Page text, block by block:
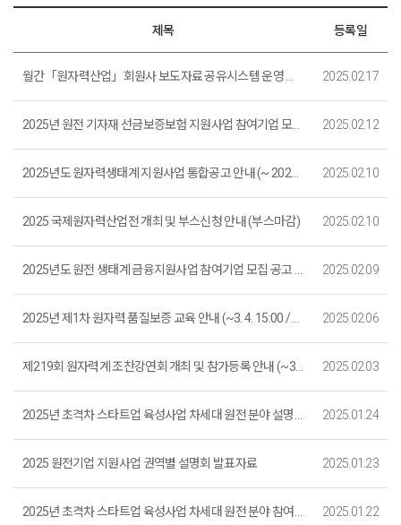
제목 등록일
월간「원자력산업」회원사 보도자료 공유시스템 운영 공지 (~ 2025. 12. 31.) 2025.02.17
2025년 원전 기자재 선금보증보험 지원사업 참여기업 모집 공고 (접수 마감) 2025.02.12
2025년도 원자력생태계 지원사업 통합공고 안내 (~ 2025. 2. 28. 18:00) 2025.02.10
2025 국제원자력산업전 개최 및 부스신청 안내 (부스마감) 2025.02.10
2025년도 원전 생태계 금융지원사업 참여기업 모집 공고 (접수마감) 2025.02.09
2025년 제1차 원자력 품질보증 교육 안내 (~3. 4. 15:00 / 접수마감) 2025.02.06
제219회 원자력계 조찬강연회 개최 및 참가등록 안내 (~3. 4. 16:00) 2025.02.03
2025년 초격차 스타트업 육성사업 차세대 원전 분야 설명회 모집 안내 (~2. 5.) 2025.01.24
2025 원전기업 지원사업 권역별 설명회 발표자료 2025.01.23
2025년 초격차 스타트업 육성사업 차세대 원전 분야 참여기업 모집 공고(~2. 20. 15:00) 2025.01.22